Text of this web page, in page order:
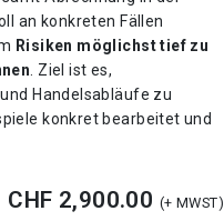
an konkreten Fällen
Risiken möglichst tief zu
. Ziel ist es,
Handelsabläufe zu
konkret bearbeitet und
CHF 2,900.00 (+ MWST)